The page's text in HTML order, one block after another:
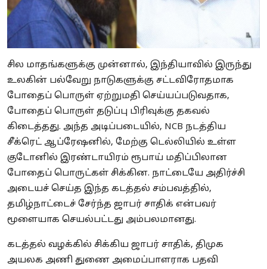
சில மாதங்களுக்கு முன்னால், இந்தியாவில் இருந்து
உலகின் பல்வேறு நாடுகளுக்கு சட்டவிரோதமாக
போதைப் பொருள் ஏற்றுமதி செய்யப்படுவதாக,
போதைப் பொருள் தடுப்பு பிரிவுக்கு தகவல்
கிடைத்தது. அந்த அடிப்படையில், NCB நடத்திய
சீக்ரெட் ஆப்ரேஷனில், மேற்கு டெல்லியில் உள்ள
குடோனில் இரண்டாயிரம் ரூபாய் மதிப்பிலான
போதைப் பொருட்கள் சிக்கின. நாட்டையே அதிர்ச்சி
அடையச் செய்த இந்த கடத்தல் சம்பவத்தில்,
தமிழ்நாட்டைச் சேர்ந்த ஜாபர் சாதிக் என்பவர்
மூளையாக செயல்பட்டது அம்பலமானது.
கடத்தல் வழக்கில் சிக்கிய ஜாபர் சாதிக், திமுக
அயலக அணி துணை அமைப்பாளராக பதவி